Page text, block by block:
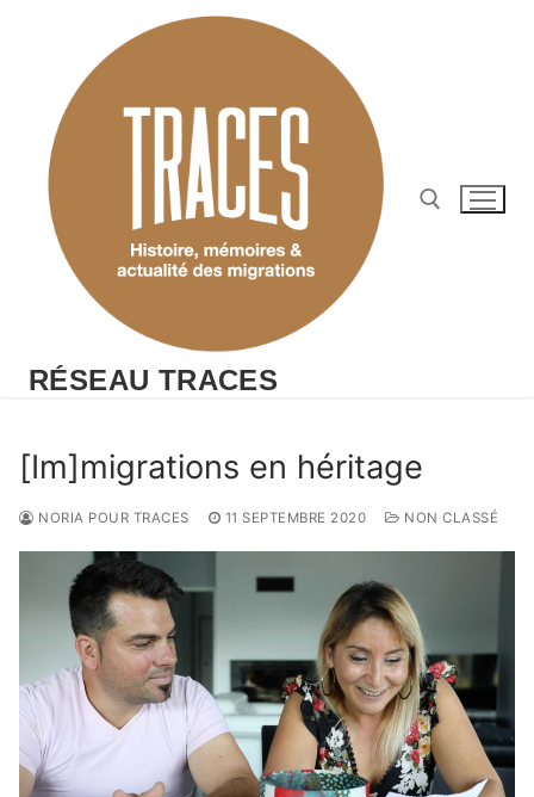
RÉSEAU TRACES
[Im]migrations en héritage
NORIA POUR TRACES 11 SEPTEMBRE 2020 NON CLASSÉ